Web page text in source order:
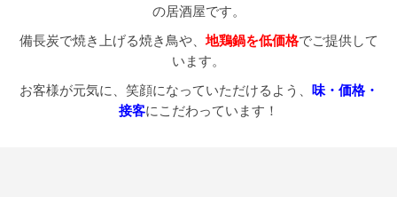
の居酒屋です。
備長炭で焼き上げる焼き鳥や、地鶏鍋を低価格でご提供して
います。
お客様が元気に、笑顔になっていただけるよう、 味・価格・
接客にこだわっています！